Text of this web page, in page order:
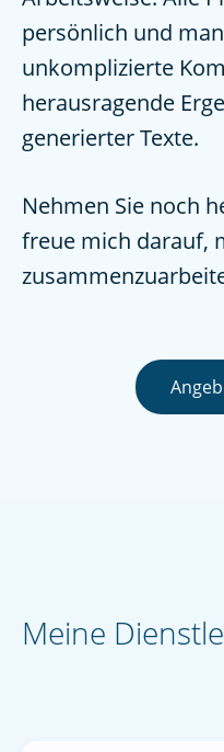
persönlich und
unkomplizierte
herausragende
generierter Texte.
Nehmen Sie noch
freue mich darauf,
Meine